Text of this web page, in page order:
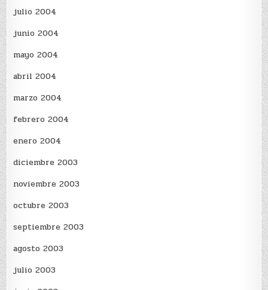
julio 2004
junio 2004
mayo 2004
abril 2004
marzo 2004
febrero 2004
enero 2004
diciembre 2003
noviembre 2003
octubre 2003
septiembre 2003
agosto 2003
julio 2003